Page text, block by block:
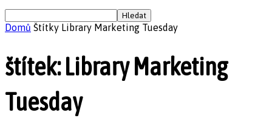
Domů Štítky Library Marketing Tuesday
štítek: Library Marketing
Tuesday